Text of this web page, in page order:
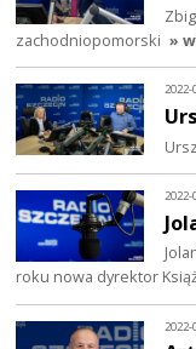
zachodniopomorski »
2022-
2022-
roku nowa dyrektor
2022-